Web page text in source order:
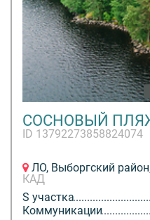
СОСНОВЫЙ
ID 13792273858824074
ЛО, Выборгский
КАД
S участка
Коммуникации